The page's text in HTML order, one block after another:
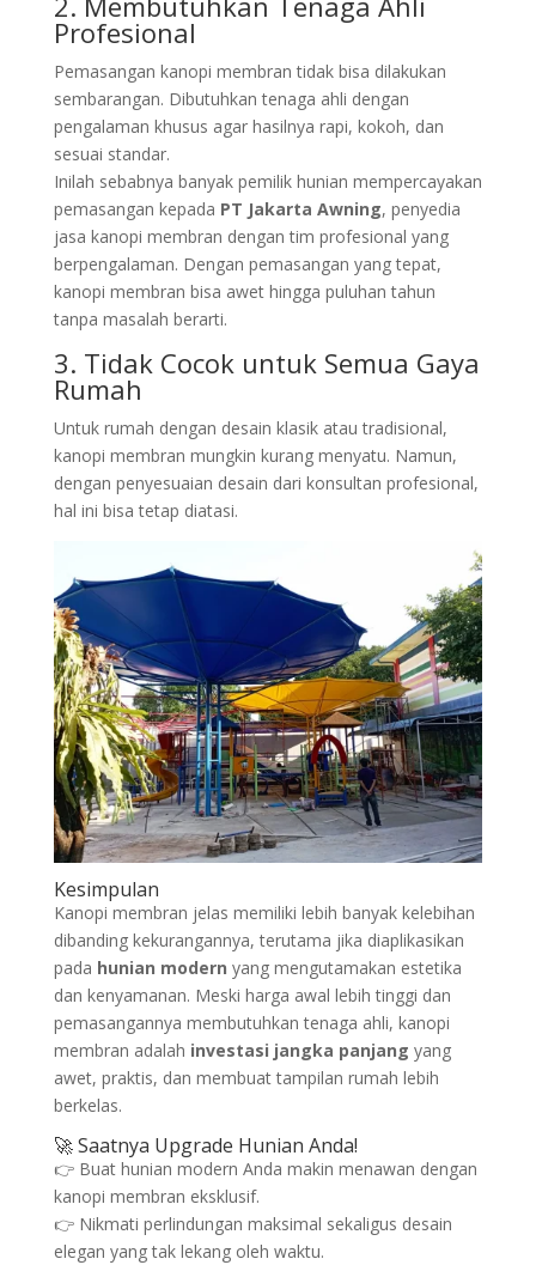
Profesional
Pemasangan kanopi membran tidak bisa dilakukan
sembarangan. Dibutuhkan tenaga ahli dengan
pengalaman khusus agar hasilnya rapi, kokoh, dan
sesuai standar.
Inilah sebabnya banyak pemilik hunian mempercayakan
pemasangan kepada PT Jakarta Awning, penyedia
jasa kanopi membran dengan tim profesional yang
berpengalaman. Dengan pemasangan yang tepat,
kanopi membran bisa awet hingga puluhan tahun
tanpa masalah berarti.
3. Tidak Cocok untuk Semua Gaya
Rumah
Untuk rumah dengan desain klasik atau tradisional,
kanopi membran mungkin kurang menyatu. Namun,
dengan penyesuaian desain dari konsultan profesional,
hal ini bisa tetap diatasi.
Kesimpulan
Kanopi membran jelas memiliki lebih banyak kelebihan
dibanding kekurangannya, terutama jika diaplikasikan
pada hunian modern yang mengutamakan estetika
dan kenyamanan. Meski harga awal lebih tinggi dan
pemasangannya membutuhkan tenaga ahli, kanopi
membran adalah investasi jangka panjang yang
awet, praktis, dan membuat tampilan rumah lebih
berkelas.
🚀 Saatnya Upgrade Hunian Anda!
👉 Buat hunian modern Anda makin menawan dengan
kanopi membran eksklusif.
👉 Nikmati perlindungan maksimal sekaligus desain
elegan yang tak lekang oleh waktu.